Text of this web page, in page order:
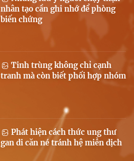
nhân tạo cần ghi nhớ để phòng
biến chứng
Tinh trùng không chỉ cạnh
tranh mà còn biết phối hợp nhóm
Phát hiện cách thức ung thư
gan di căn né tránh hệ miễn dịch